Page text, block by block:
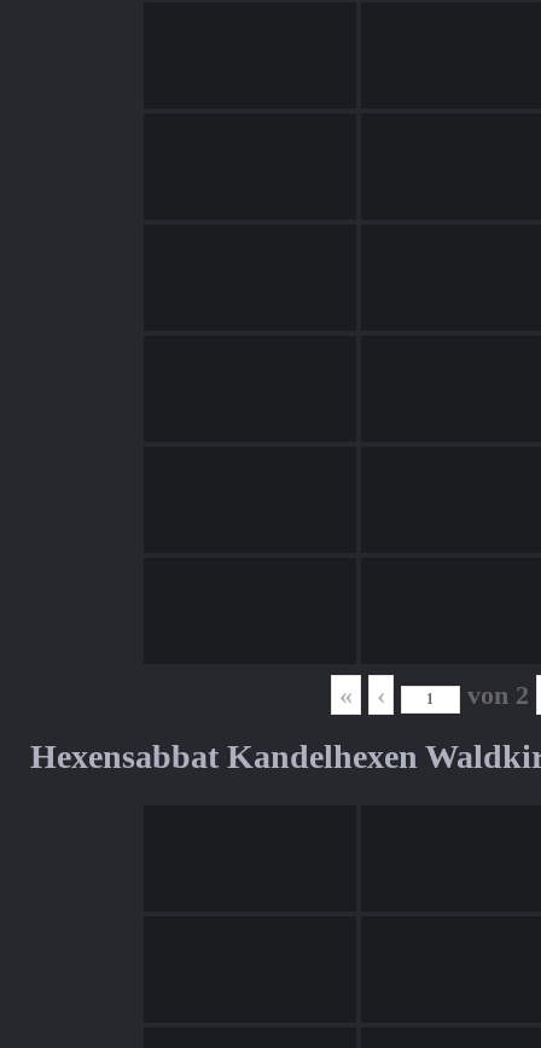
« ‹ von 2
Hexensabbat Kandelhexen